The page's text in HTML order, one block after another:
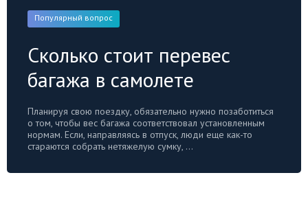
Популярный вопрос
Сколько стоит перевес
багажа в самолете
Планируя свою поездку, обязательно нужно позаботиться
о том, чтобы вес багажа соответствовал установленным
нормам. Если, направляясь в отпуск, люди еще как-то
стараются собрать нетяжелую сумку, ...